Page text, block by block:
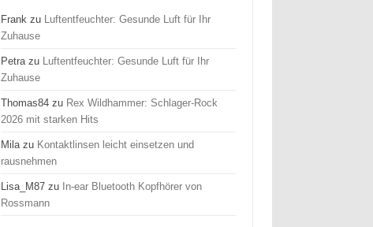
Frank zu Luftentfeuchter: Gesunde Luft für Ihr
Zuhause
Petrazu Luftentfeuchter: Gesunde Luft für Ihr
Zuhause
Thomas84 zu Rex Wildhammer: Schlager-Rock
2026 mit starken Hits
Milazu Kontaktlinsen leicht einsetzen und
rausnehmen
Lisa_M87 zu In-ear Bluetooth Kopfhörer von
Rossmann